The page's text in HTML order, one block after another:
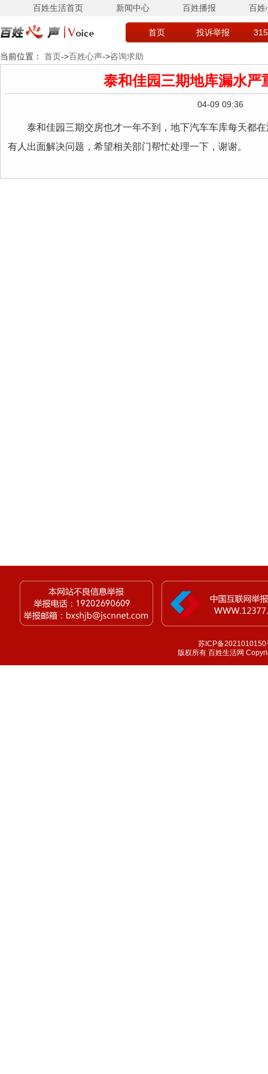
百姓生活首页 新闻中心 百姓播报 百姓
首页 投诉举报
当前位置： 首页->百姓心声->咨询求助
泰和佳园三期地库漏水严
04-09 09:36
泰和佳园三期交房也才一年不到，地下汽车车库每天都
有人出面解决问题，希望相关部门帮忙处理一下，谢谢。
苏ICP备2021010150
版权所有 百姓生活网